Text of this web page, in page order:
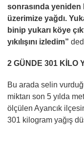
sonrasında yeniden
üzerimize yağdı.
binip yukarı köye
yıkılışını izledim”
2 GÜNDE 301 KİLO
Bu arada selin
miktarı son 5 yılda
ölçülen Ayancık
301 kilogram yağış